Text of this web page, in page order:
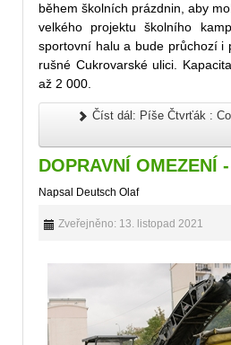
během školních prázdnin, aby
velkého projektu školního
sportovní halu a bude průchozí i
rušné Cukrovarské ulici.
až 2 000.
Číst dál: Píše Čtvrťák :
DOPRAVNÍ OMEZENÍ
Napsal Deutsch Olaf
Zveřejněno: 13. listopad 2021